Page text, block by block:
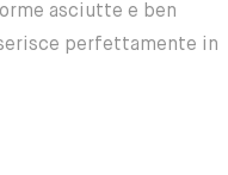
asciutte e ben
perfettamente in